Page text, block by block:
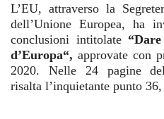
L’EU, attraverso la
dell’Unione Europea, ha
conclusioni intitolate
d’Europa“, approvate con
2020.
Nelle 24 pagine
risalta l’inquietante punto